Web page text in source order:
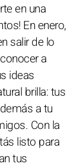
en una
En enero,
salir de lo
a
ideas
brilla: tus
a tu
Con la
listo para
tus